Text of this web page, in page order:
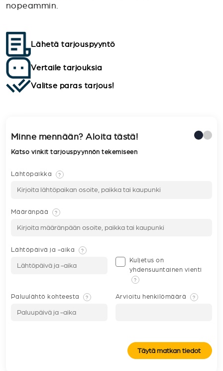
nopeammin.
Lähetä tarjouspyyntö
Vertaile tarjouksia
Valitse paras tarjous!
Minne mennään? Aloita tästä!
Katso vinkit tarjouspyynnön tekemiseen
Lähtöpaikka ?
Määränpää ?
Lähtöpäivä ja -aika ?
Kuljetus on
yhdensuuntainen vienti
?
Paluulähtö kohteesta ? Arvioitu henkilömäärä ?
Täytä matkan tiedot